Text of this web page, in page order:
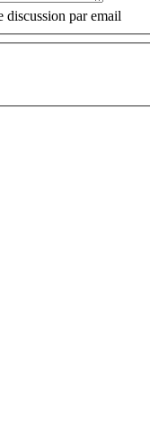
discussion par email